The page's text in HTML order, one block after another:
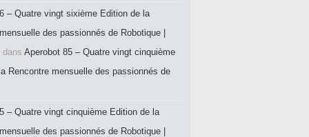
– Quatre vingt sixième Edition de la
des passionnés de Robotique |
dans Aperobot 85 – Quatre vingt cinquième
Rencontre mensuelle des passionnés de
– Quatre vingt cinquième Edition de la
des passionnés de Robotique |